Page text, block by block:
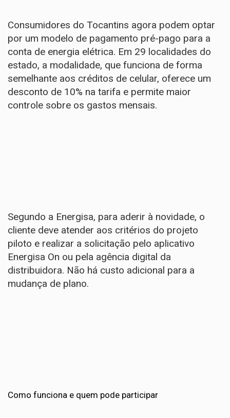
Consumidores do Tocantins agora podem optar
por um modelo de pagamento pré-pago para a
conta de energia elétrica. Em 29 localidades do
estado, a modalidade, que funciona de forma
semelhante aos créditos de celular, oferece um
desconto de 10% na tarifa e permite maior
controle sobre os gastos mensais.
Segundo a Energisa, para aderir à novidade, o
cliente deve atender aos critérios do projeto
piloto e realizar a solicitação pelo aplicativo
Energisa On ou pela agência digital da
distribuidora. Não há custo adicional para a
mudança de plano.
Como funciona e quem pode participar